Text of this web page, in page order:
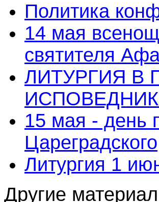
Политика
14 мая
святителя
ЛИТУРГИЯ В
15 мая - день
Цареградского
Литургия 1
Другие